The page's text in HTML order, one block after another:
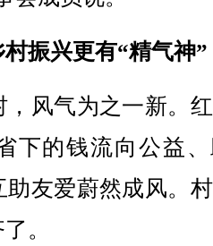
振兴更有“精气神”
风气为之一新。
下的钱流向公益
助友爱蔚然成风。
。